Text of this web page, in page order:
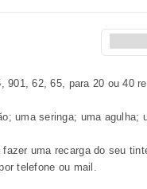
901, 62, 65, para 20 ou 40
uma seringa; uma agulha;
uma recarga do seu
telefone ou mail.